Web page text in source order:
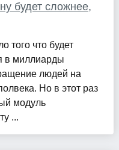
будет сложнее,
того что будет
в миллиарды
людей на
Но в этот раз
модуль
...